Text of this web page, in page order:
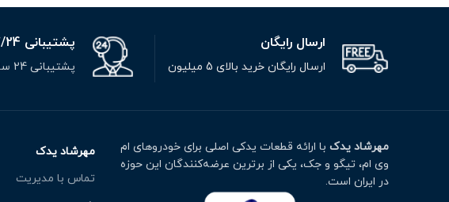
ارسال رایگان
ارسال رایگان خرید بالای 5 میلیون
پشتیبانی 7/24.
پشتیبانی 24 ساعته
مهرشاد یدک با ارائه قطعات یدکی اصلی برای خودروهای ام
وی ام، تیگو و جک، یکی از برترین عرضه‌کنندگان این حوزه
در ایران است.
مهرشاد یدک
تماس با مدیریت